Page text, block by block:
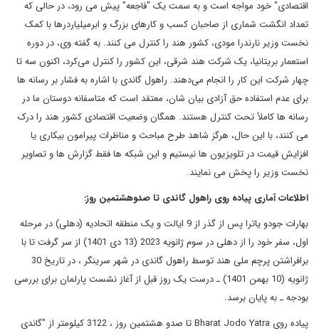
اقتصادی" خود مواجه است و به سمت یک "فاجعه" پیش می رود، در حالی که
تعداد انگشت شماری از صاحبان کسب و کارهای بزرگ و ابرمیلیاردرها با کمک
نخست وزیر نارندرا مودی، کشور هند را کنترل می کنند. به گفته وی، در دوره
استعمار بریتانیا، یک شرکت هند شرقی، این کشور را کنترل می‌کرد، اکنون سه تا
چهار شرکت این کار را انجام می‌دهند. راهول گاندی با اشاره به فشار بر رسانه ها
برای عدم استفاده حق آزادی بیان شان، معتقد است که متاسفانه دوستان ما در
رسانه ها کاملاً تحت کنترل هستند. همگان وضعیت اقتصادی کشور هند را درک
می کنند، با این حال، هرگز شاهد طرح مباحث و مناظرات پیرامون بیکاری یا
افزایش قیمت در تلویزیون ها نیستیم و این شبکه ها فقط گزارش ها و تصاویر
نخست وزیر را پخش می نمایند.
اطلاعات آماری پیاده روی راهول گاندی تا صدوهشتمین روز:
بهارات جودو یاترا پس از گذر از 9 ایالت و یک منطقه اتحادیه (دهلی) در مرحله
اول، سفر خود را از دهلی در سوم ژانویه 2023 (13 دی 1401) از سر گرفت تا با
برافراشتن پرچم ملی هند توسط راهول گاندی در شهر سرینگر ، در تاریخ 30
ژانویه (10 بهمن 1401) ـ درست یک روز قبل از آغاز نشست پارلمان برای بررسی
بودجه ـ به پایان برسد.
پیاده روی Bharat Jodo Yatra تا صدو هشتمین روز ، 3122 کیلومتر از "گاندی